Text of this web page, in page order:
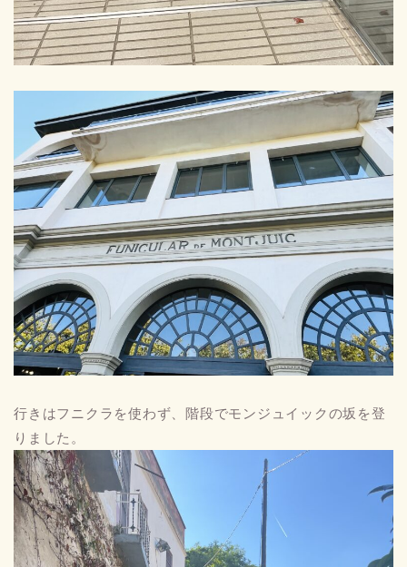
行きはフニクラを使わず、階段でモンジュイックの坂を登
りました。